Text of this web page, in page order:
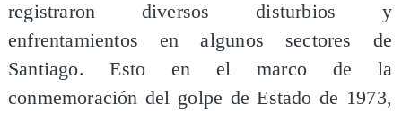
registraron diversos disturbios y
enfrentamientos en algunos sectores de
Santiago. Esto en el marco de la
conmemoración del golpe de Estado de 1973,